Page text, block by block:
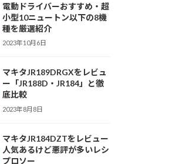
電動ドライバーおすすめ・超
小型10ニュートン以下の8機
種を厳選紹介
2023年10月6日
マキタJR189DRGXをレビュ
ー「JR188D・JR184」と徹
底比較
2023年8月8日
マキタJR184DZTをレビュー
人気あるけど悪評が多いレシ
プロソー